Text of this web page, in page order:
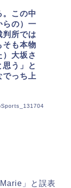
。この中
らの）一
判所では
そも本物
大坂さ
う」と
でっち上
」と誤表